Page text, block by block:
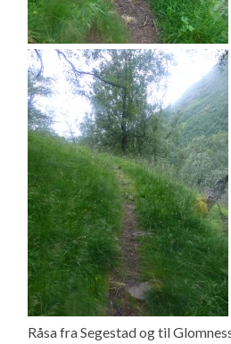
Råsa fra Segestad og til